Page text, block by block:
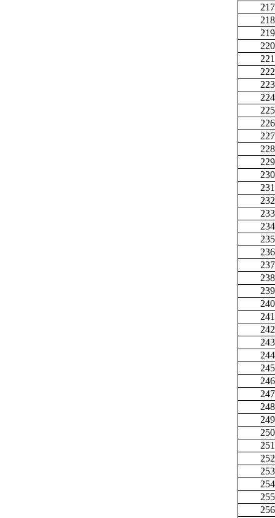
217
218
219
220
221
222
223
224
225
226
227
228
229
230
231
232
233
234
235
236
237
238
239
240
241
242
243
244
245
246
247
248
249
250
251
252
253
254
255
256